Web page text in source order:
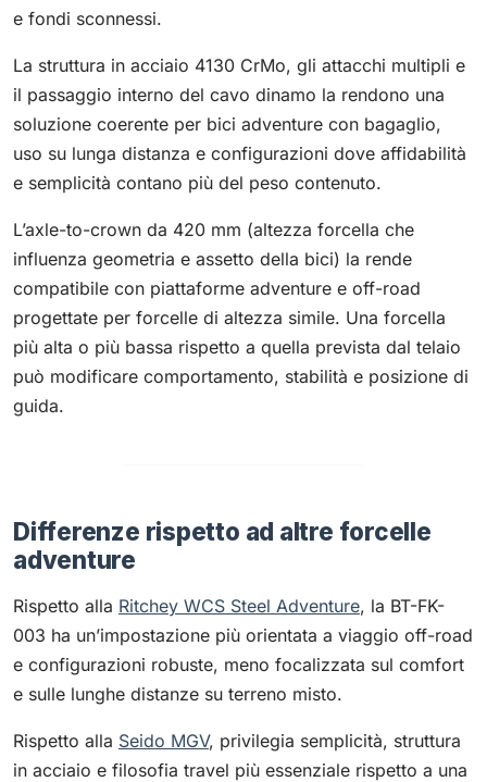
e fondi sconnessi.
La struttura in acciaio 4130 CrMo, gli attacchi multipli e
il passaggio interno del cavo dinamo la rendono una
soluzione coerente per bici adventure con bagaglio,
uso su lunga distanza e configurazioni dove affidabilità
e semplicità contano più del peso contenuto.
L’axle-to-crown da 420 mm (altezza forcella che
influenza geometria e assetto della bici) la rende
compatibile con piattaforme adventure e off-road
progettate per forcelle di altezza simile. Una forcella
più alta o più bassa rispetto a quella prevista dal telaio
può modificare comportamento, stabilità e posizione di
guida.
Differenze rispetto ad altre forcelle
adventure
Rispetto alla Ritchey WCS Steel Adventure, la BT-FK-
003 ha un’impostazione più orientata a viaggio off-road
e configurazioni robuste, meno focalizzata sul comfort
e sulle lunghe distanze su terreno misto.
Rispetto alla Seido MGV, privilegia semplicità, struttura
in acciaio e filosofia travel più essenziale rispetto a una